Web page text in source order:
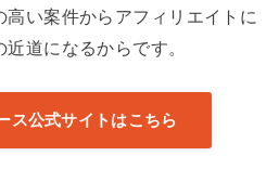
高い案件からアフィリエイトに
道になるからです。
ス公式サイトはこちら